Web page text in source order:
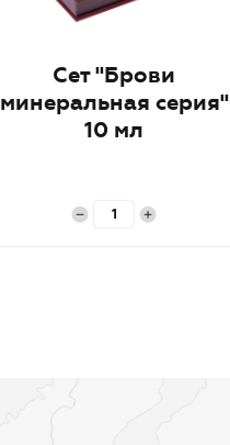
Сет "Брови
минеральная серия"
10 мл